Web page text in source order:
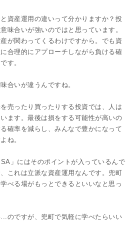
資産運用の違いって分かりますか？投
味合いが強いのではと思っています。
が関わってくるわけですから。でも資
合理的にアプローチしながら負ける確
す。
合いが違うんですね。
売ったり買ったりする投資では、人は
ます。最後は損をする可能性が高いの
確率を減らし、みんなで豊かになって
ね。
」にはそのポイントが入っているんで
これは立派な資産運用なんです。兜町
べる場がもっとできるといいなと思っ
のですが、兜町で気軽に学べたらいい